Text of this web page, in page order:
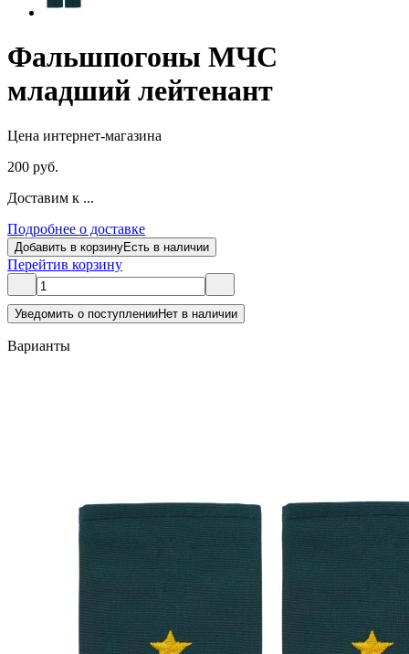
Фальшпогоны МЧС
младший лейтенант
Цена интернет-магазина
200 руб.
Доставим к ...
Подробнее о доставке
Добавить в корзинуЕсть в наличии
Перейтив корзину
Уведомить о поступленииНет в наличии
Варианты